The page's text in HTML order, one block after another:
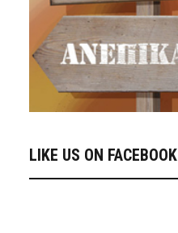
LIKE US ON FACEBOOK